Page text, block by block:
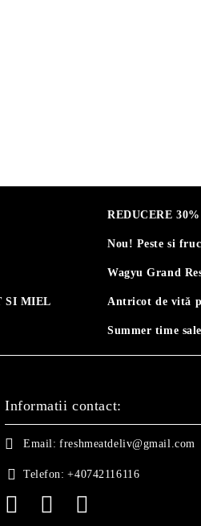
SI MIEL
REDUCERE
Nou! Peste si
Wagyu Grand
Antricot de vită
Summer time sale
Informatii contact:
Email: freshmeatdeliv@gmail.com
Telefon: +40742116116